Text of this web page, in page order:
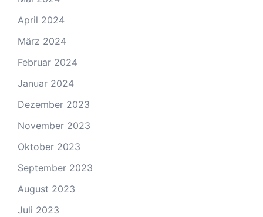
April 2024
März 2024
Februar 2024
Januar 2024
Dezember 2023
November 2023
Oktober 2023
September 2023
August 2023
Juli 2023